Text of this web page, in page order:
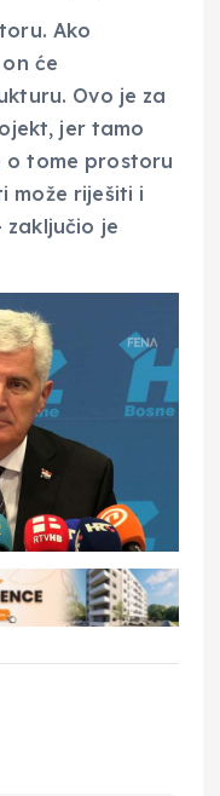
Ako
će
Ovo je za
jer tamo
o tome prostoru
može riješiti i
je